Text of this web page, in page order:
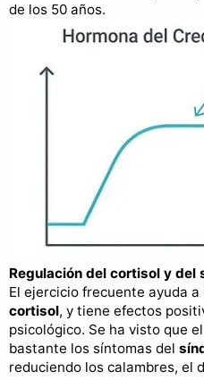
de los 50 años.
Regulación del cortisol y del
El ejercicio frecuente ayuda a
cortisol, y tiene efectos
psicológico. Se ha visto que
bastante los síntomas del
reduciendo los calambres, el